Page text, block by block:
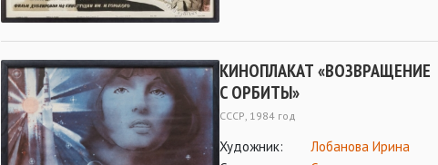
КИНОПЛАКАТ «ВОЗВРАЩЕНИЕ
С ОРБИТЫ»
СССР, 1984 год
Художник:
Лобанова Ирина